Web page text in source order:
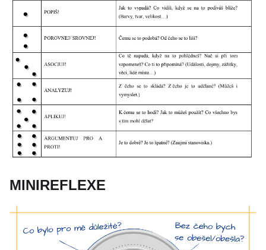
MINIREFLEXE